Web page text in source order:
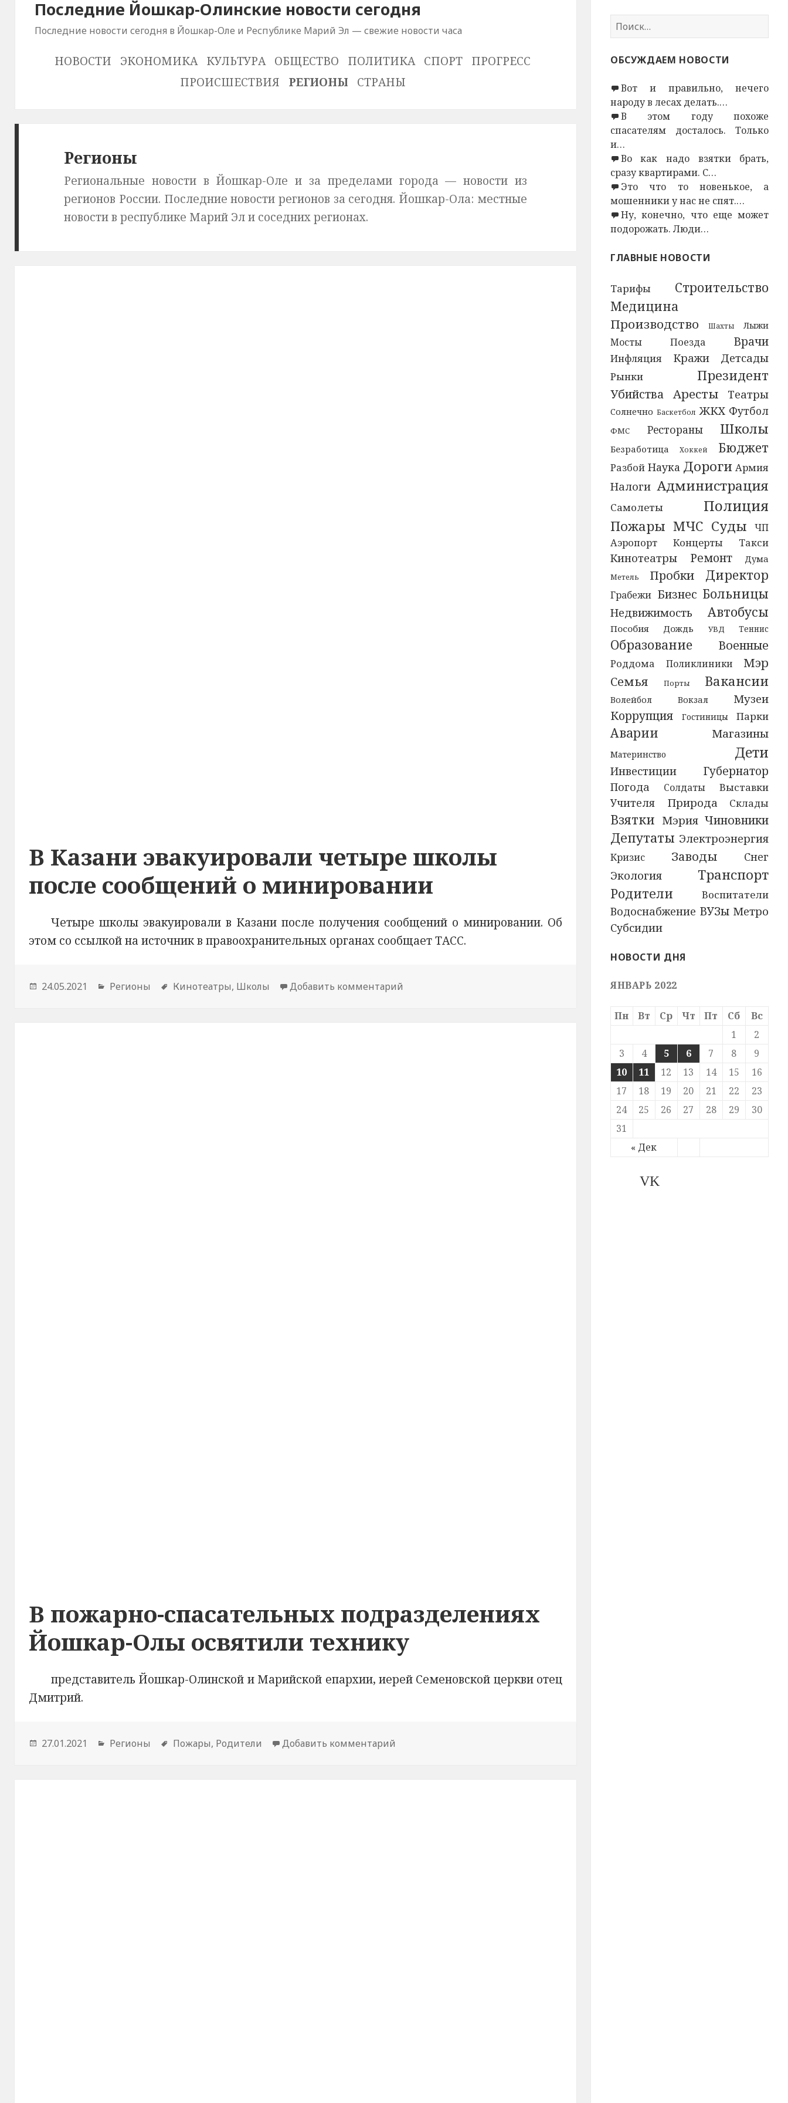
Последние Йошкар-Олинские новости сегодня
Последние новости сегодня в Йошкар-Оле и Республике Марий Эл — свежие новости часа
НОВОСТИ ЭКОНОМИКА КУЛЬТУРА ОБЩЕСТВО ПОЛИТИКА СПОРТ
ПРОГРЕСС
ПРОИСШЕСТВИЯ
РЕГИОНЫ СТРАНЫ
Н
а
т
:
ОБСУЖДАЕМ НОВОСТИ
Вот и правильно, нечего
народу в лесах делать.…
В этом году похоже
спасателям досталось. Только
и…
Во как надо взятки брать,
сразу квартирами. С…
Это что то новенькое, а
мошенники у нас не спят.…
Ну, конечно, что еще может
подорожать. Люди…
ГЛАВНЫЕ НОВОСТИ
Тарифы Строительство
Медицина
Производство Шахты Лыжи
Мосты Поезда Врачи
Инфляция Кражи Детсады
Рынки Президент
Убийства Аресты Театры
Солнечно Баскетбол ЖКХ Футбол
ФМС Рестораны Школы
Безработица Хоккей Бюджет
Разбой Наука Дороги Армия
Налоги Администрация
Самолеты Полиция
Пожары МЧС Суды ЧП
Аэропорт Концерты Такси
Кинотеатры Ремонт Дума
Метель Пробки Директор
Грабежи Бизнес Больницы
Недвижимость Автобусы
Пособия Дождь УВД Теннис
Образование Военные
Роддома Поликлиники
Мэр
Семья
Порты Вакансии
Волейбол Вокзал Музеи
Коррупция Гостиницы Парки
Аварии Магазины
Материнство Дети
Инвестиции Губернатор
Погода Солдаты Выставки
Учителя Природа Склады
Взятки Мэрия Чиновники
Депутаты Электроэнергия
Кризис Заводы Снег
Экология Транспорт
Родители Воспитатели
Водоснабжение ВУЗы Метро
Субсидии
НОВОСТИ ДНЯ
ЯНВАРЬ 2022
Пн Вт Ср Чт Пт Сб Вс
« Дек
1
2
3
4 5 6 7 8
9
10
11 12 13 14 15
16
17
18 19 20 21 22
23
24
25 26 27 28 29
30
31
VK
Регионы
Региональные новости в Йошкар-Оле и за пределами города — новости из
регионов России. Последние новости регионов за сегодня. Йошкар-Ола: местные
новости в республике Марий Эл и соседних регионах.
В Казани эвакуировали четыре школы
после сообщений о минировании
Четыре школы эвакуировали в Казани после получения сообщений о минировании. Об
этом со ссылкой на источник в правоохранительных органах сообщает ТАСС.
Опубликовано
24.05.2021 Рубрики
Регионы Метки
Кинотеатры, Школы Добавить комментарий к новости В Казани эвакуировали четыре школы после сообщений о
В пожарно-спасательных подразделениях
Йошкар-Олы освятили технику
представитель Йошкар-Олинской и Марийской епархии, иерей Семеновской церкви отец
Дмитрий.
Опубликовано
27.01.2021 Рубрики
Регионы Метки
Пожары, Родители Добавить комментарий